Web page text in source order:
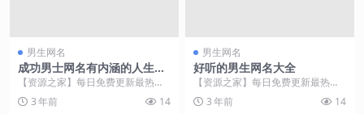
男生网名
成功男士网名有内涵的人生潇
洒-可爱点
【资源之家】每日免费更新最热门
的副业项目资源 成功并不一定要通
过那扇门，你依旧可...
3 年前 14
男生网名
好听的男生网名大全
【资源之家】每日免费更新最热门
的副业项目资源 1、高姿态的男人
2、一身转战三千...
3 年前 14